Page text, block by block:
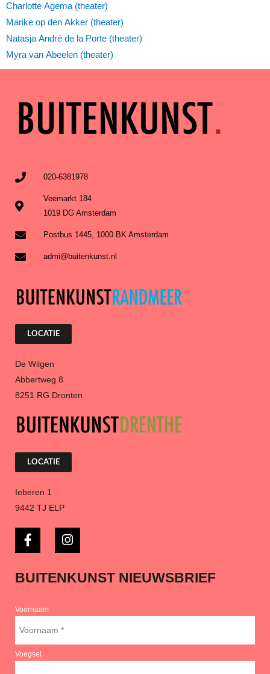
Charlotte Agema (theater)
Marike op den Akker (theater)
Natasja André de la Porte (theater)
Myra van Abeelen (theater)
020-6381978
Veemarkt 184
1019 DG Amsterdam
Postbus 1445, 1000 BK Amsterdam
admi@buitenkunst.nl
LOCATIE
De Wilgen
Abbertweg 8
8251 RG Dronten
LOCATIE
Ieberen 1
9442 TJ ELP
BUITENKUNST NIEUWSBRIEF
Voornaam
Voegsel